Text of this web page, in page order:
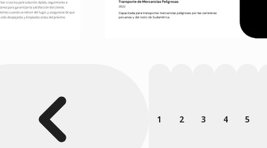
1 2 3 4 5